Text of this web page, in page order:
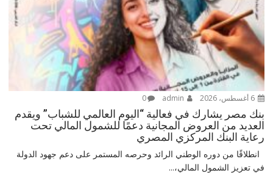
6 أغسطس، 2026 0
بنك مصر يشارك في فعالية “اليوم العالمي للشباب” ويقدم
العديد من العروض المجانية دعمًا للشمول المالي تحت
رعاية البنك المركزي المصري
انطلاقًا من دوره الوطني الرائد وحرصه المستمر على دعم جهود الدولة
في تعزيز الشمول المالي،...